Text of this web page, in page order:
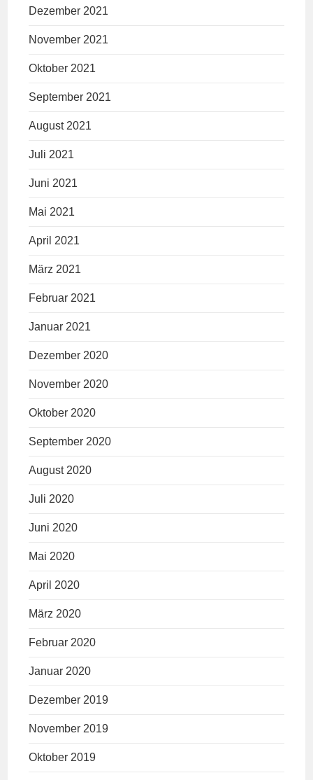
Dezember 2021
November 2021
Oktober 2021
September 2021
August 2021
Juli 2021
Juni 2021
Mai 2021
April 2021
März 2021
Februar 2021
Januar 2021
Dezember 2020
November 2020
Oktober 2020
September 2020
August 2020
Juli 2020
Juni 2020
Mai 2020
April 2020
März 2020
Februar 2020
Januar 2020
Dezember 2019
November 2019
Oktober 2019